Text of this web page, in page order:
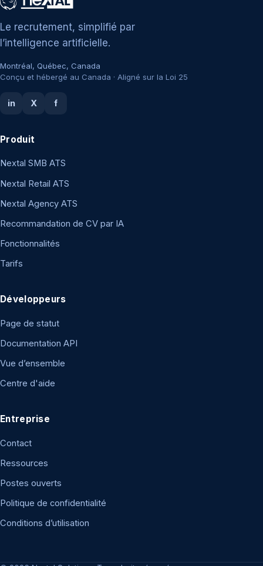
Le recrutement, simplifié par
l’intelligence artificielle.
Montréal, Québec, Canada
Conçu et hébergé au Canada · Aligné sur la Loi 25
in X f
Produit
Nextal SMB ATS
Nextal Retail ATS
Nextal Agency ATS
Recommandation de CV par IA
Fonctionnalités
Tarifs
Développeurs
Page de statut
Documentation API
Vue d’ensemble
Centre d'aide
Entreprise
Contact
Ressources
Postes ouverts
Politique de confidentialité
Conditions d’utilisation